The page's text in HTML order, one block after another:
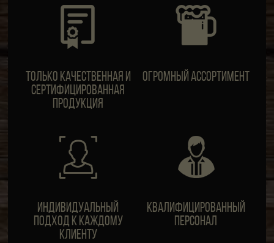
Только качественная и
сертифицированная
продукция
Огромный ассортимент
ИндивидуальныЙ
подход к каждому
клиенту
Квалифицированный
персонал